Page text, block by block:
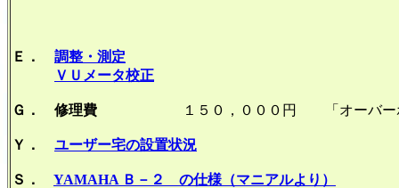
Ｅ． 調整・測定
ＶＵメータ校正
Ｇ． 修理費 １５０，０００円 「オーバーホ
Ｙ． ユーザー宅の設置状況
Ｓ． YAMAHA Ｂ－２ の仕様（マニアルより）